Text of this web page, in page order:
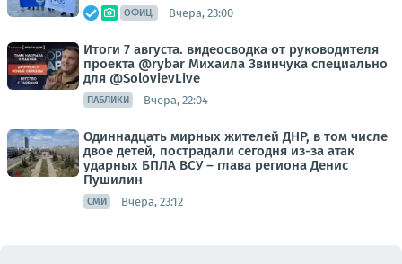
ОФИЦ. Вчера, 23:00
Итоги 7 августа. видеосводка от руководителя
проекта @rybar Михаила Звинчука специально
для @SolovievLive
ПАБЛИКИ Вчера, 22:04
Одиннадцать мирных жителей ДНР, в том числе
двое детей, пострадали сегодня из-за атак
ударных БПЛА ВСУ – глава региона Денис
Пушилин
СМИ Вчера, 23:12